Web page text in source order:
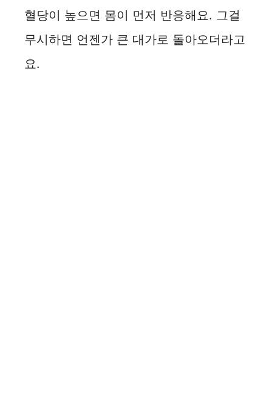
혈당이 높으면 몸이 먼저 반응해요. 그걸
무시하면 언젠가 큰 대가로 돌아오더라고
요.